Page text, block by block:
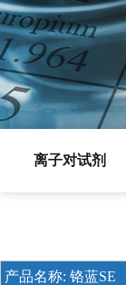
离子对试剂
产品名称: 铬蓝SE